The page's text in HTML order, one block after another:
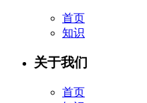
首页
知识
关于我们
首页